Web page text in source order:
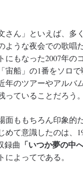
ん」といえば、多
ような夜会での歌
にもなった2007年の
宙船」の1番をソロ
のツアーやアルバ
っていることだろう。
面ももちろん印象的
めて意識したのは、
録曲 「いつか夢の中へ
によってである。